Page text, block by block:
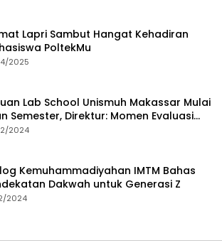
Lapri Sambut Hangat Kehadiran
PoltekMu
2025
Lab School Unismuh Makassar Mulai
Semester, Direktur: Momen Evaluasi
Pembelajaran
2024
Kemuhammadiyahan IMTM Bahas
Dakwah untuk Generasi Z
2024